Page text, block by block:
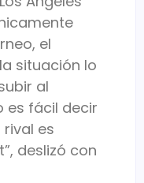
el
situación lo
al
es fácil decir
es
”, deslizó con